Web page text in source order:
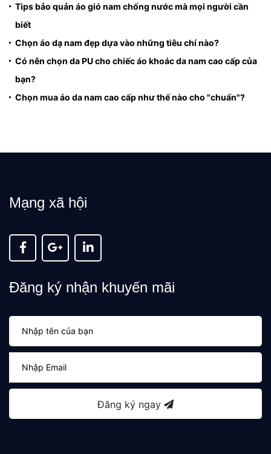
Tips bảo quản áo gió nam chống nước mà mọi người cần
biết
Chọn áo dạ nam đẹp dựa vào những tiêu chí nào?
Có nên chọn da PU cho chiếc áo khoác da nam cao cấp của
bạn?
Chọn mua áo da nam cao cấp như thế nào cho "chuẩn"?
Mạng xã hội
Đăng ký nhận khuyến mãi
Đăng ký ngay